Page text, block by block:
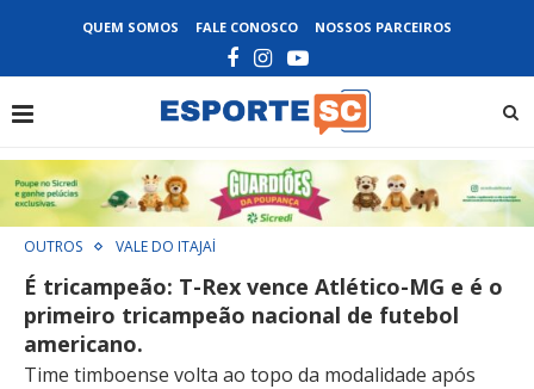
QUEM SOMOS FALE CONOSCO NOSSOS PARCEIROS
OUTROS VALE DO ITAJAÍ
É tricampeão: T-Rex vence Atlético-MG e é o
primeiro tricampeão nacional de futebol
americano.
Time timboense volta ao topo da modalidade após